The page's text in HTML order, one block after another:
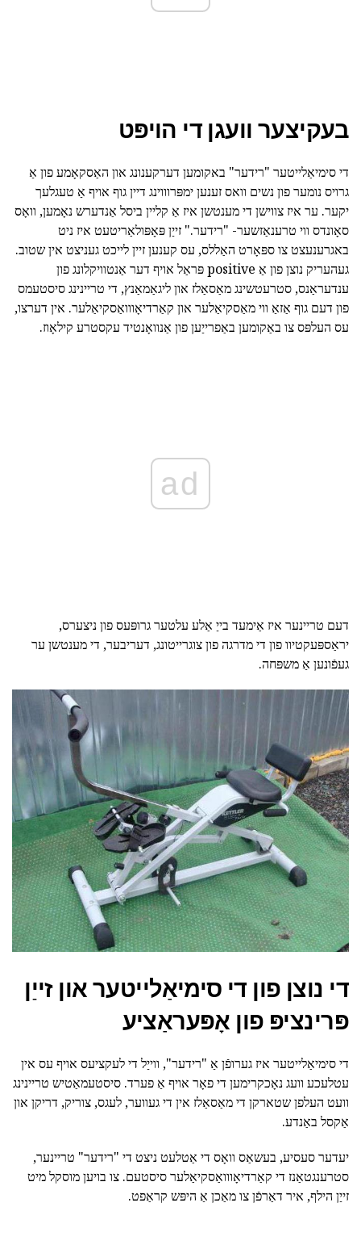
בעקיצער וועגן די הויפּט
די סימיאַלייטער "רידער" באקומען דערקענונג און האַסקאָמע פון אַ
גרויס נומער פון נשים וואס זענען ימפּרוווינג דיין גוף אויף אַ טעגלעך
יקער. ער איז צווישן די מענטשן איז אַ קליין ביסל אַנדערש נאָמען, וואָס
סאָונדס ווי טרענאַזשער- "רידער." זייַן פּאָפּולאַריטעט איז ניט
באגרענעצט צו ספּאָרט האַללס, עס קענען זיין לייכט געניצט אין שטוב.
געהעריק נוצן פון אַ positive פּראַל אויף דער אַנטוויקלונג פון
ענדעראַנס, סטרעטשינג מאַסאַלז און ליגאַמאַנץ, די טריינינג סיסטעמס
פון דעם גוף אַזאַ ווי מאַסקיאַלער און קאַרדיאָווואַסקיאַלער. אין דערצו,
עס העלפּס צו באַקומען באַפרייַען פון אַנוואָנטיד עקסטרע קילאָוז.
ad
דעם טריינער איז אַימעד בייַ אַלע עלטער גרופּעס פון ניצערס,
יראַספּעקטיוו פון די מדרגה פון צוגרייטונג, דעריבער, די מענטשן ער
געפֿונען אַ משפּחה.
די נוצן פון די סימיאַלייטער און זייַן
פּרינציפּ פון אָפּעראַציע
די סימיאַלייטער איז גערופֿן אַ "רידער", ווייַל די לעקציעס אויף עס אין
עטלעכע וועג נאָכקרימען די פאָר אויף אַ פערד. סיסטעמאַטיש טריינינג
וועט העלפן שטארקן די מאַסאַלז אין די געווער, לעגס, צוריק, דריקן און
אַקסל באַנדע.
יעדער סעסיע, בעשאַס וואָס די אַטלעט ניצט די "רידער" טריינער,
סטרענגטאַנז די קאַרדיאָווואַסקיאַלער סיסטעם. צו בויען מוסקל מיט
זייַן הילף, איר דאַרפֿן צו מאַכן אַ היפּש קראַפט.